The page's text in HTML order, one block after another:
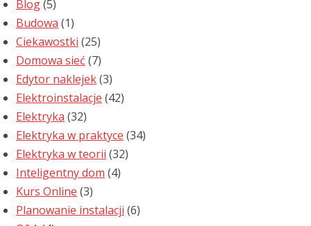
Blog(5)
Budowa (1)
Ciekawostki (25)
Domowa sieć (7)
Edytor naklejek(3)
Elektroinstalacje (42)
Elektryka (32)
Elektryka w praktyce (34)
Elektryka w teorii (32)
Inteligentny dom (4)
Kurs Online (3)
Planowanie instalacji (6)